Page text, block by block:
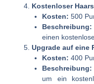
Kostenloser
Kosten: 500
Beschreibung:
einen
Upgrade auf eine
Kosten: 400
Beschreibung:
um ein